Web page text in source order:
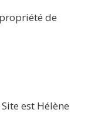
de
est Hélène